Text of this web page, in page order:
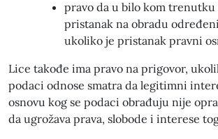
pravo da u bilo kom trenutku
pristanak na obradu
ukoliko je pristanak pravni
Lice takođe ima pravo na prigovor,
podaci odnose smatra da legitimni
osnovu kog se podaci obrađuju nije
da ugrožava prava, slobode i interese